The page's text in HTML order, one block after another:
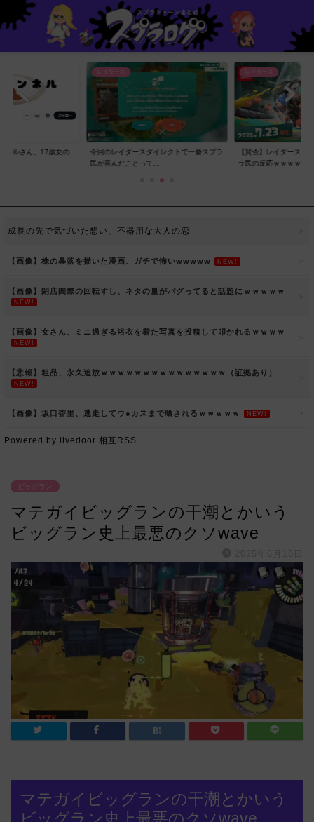
ネルさん、17歳女の
レイダース
今回のレイダースダイレクトで一番スプラ
民が喜んだことって...
レイダース
【賛否】レイダースダ
ラ民の反応ｗｗｗｗ...
成長の先で気づいた想い、不器用な大人の恋
【画像】株の暴落を描いた漫画、ガチで怖いwwwww NEW!
【画像】閉店間際の回転ずし、ネタの量がバグってると話題にｗｗｗｗｗ
NEW!
【画像】女さん、ミニ過ぎる浴衣を着た写真を投稿して叩かれるｗｗｗｗ
NEW!
【悲報】粗品、永久追放ｗｗｗｗｗｗｗｗｗｗｗｗｗｗｗ（証拠あり）
NEW!
【画像】坂口杏里、逃走してウ●カスまで晒されるｗｗｗｗｗ NEW!
Powered by livedoor 相互RSS
ビッグラン
マテガイビッグランの干潮とかいう
ビッグラン史上最悪のクソwave
マテガイビッグランの干潮とかいう